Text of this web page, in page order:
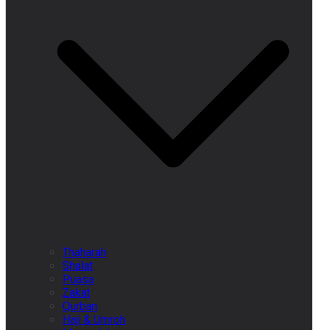
Thaharah
Shalat
Puasa
Zakat
Qurban
Haji & Umroh